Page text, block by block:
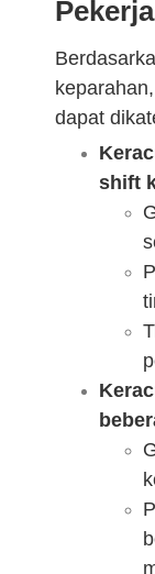
dapat
shift